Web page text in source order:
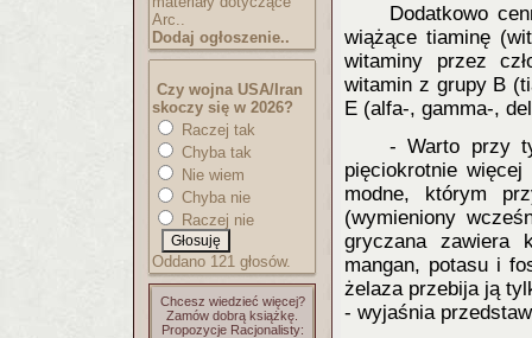
Arc..
Dodaj ogłoszenie..
Czy wojna USA/Iran
skoczy się w 2026?
Raczej tak
Chyba tak
Nie wiem
Chyba nie
Raczej nie
Oddano 121 głosów.
Chcesz wiedzieć więcej?
Zamów dobrą książkę.
Propozycje Racjonalisty:
Dodatkowo
wiążące tiaminę
witaminy przez
witamin z grupy B
E (alfa-, gamma-,
- Warto przy
pięciokrotnie
modne, którym
(wymieniony
gryczana zawiera
mangan, potasu i
żelaza przebija ją
- wyjaśnia